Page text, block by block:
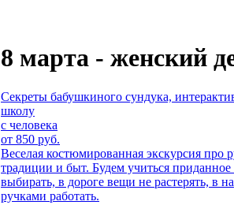
8 марта - женский
Секреты бабушкиного сундука,
школу
с человека
от 850 руб.
Веселая костюмированная экскурсия про
традиции и быт. Будем учиться приданное
выбирать, в дороге вещи не растерять, в
ручками работать.